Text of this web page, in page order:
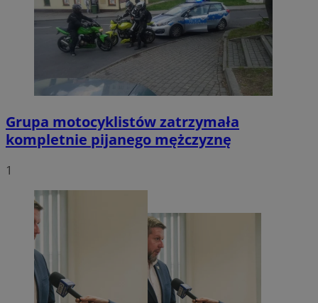
Grupa motocyklistów zatrzymała
kompletnie pijanego mężczyznę
1